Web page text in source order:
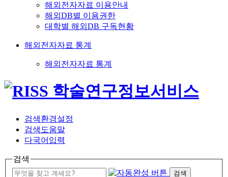
해외전자자료 이용안내
해외DB별 이용권한
대학별 해외DB 구독현황
해외전자자료 통계
해외전자자료 통계
검색환경설정
검색도움말
다국어입력
검색
검색